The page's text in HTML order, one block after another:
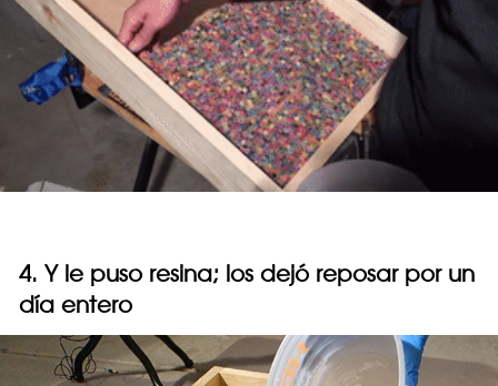
4. Y le puso resina; los dejó reposar por un
día entero